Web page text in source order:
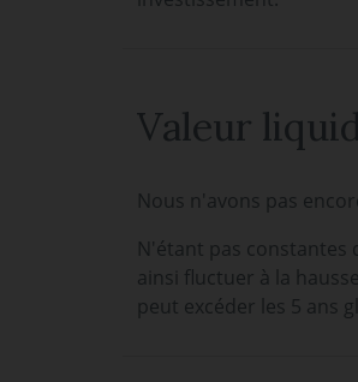
Valeur
Nous n'avons pas
N'étant pas constantes
ainsi fluctuer à la
peut excéder les 5 ans